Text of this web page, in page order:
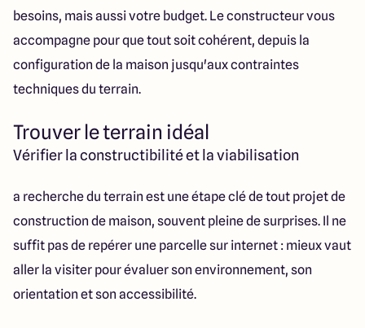
besoins, mais aussi votre budget. Le constructeur vous
accompagne pour que tout soit cohérent, depuis la
configuration de la maison jusqu'aux contraintes
techniques du terrain.
Trouver le terrain idéal
Vérifier la constructibilité et la viabilisation
a recherche du terrain est une étape clé de tout projet de
construction de maison, souvent pleine de surprises. Il ne
suffit pas de repérer une parcelle sur internet : mieux vaut
aller la visiter pour évaluer son environnement, son
orientation et son accessibilité.